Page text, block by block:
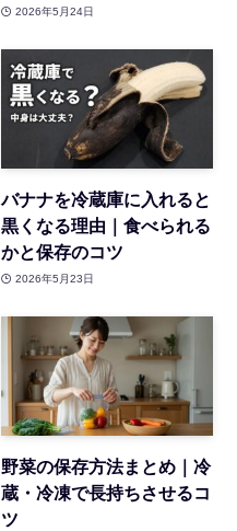
2026年5月24日
バナナを冷蔵庫に入れると
黒くなる理由｜食べられる
かと保存のコツ
2026年5月23日
野菜の保存方法まとめ｜冷
蔵・冷凍で長持ちさせるコ
ツ